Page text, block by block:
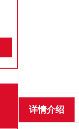
详情介绍